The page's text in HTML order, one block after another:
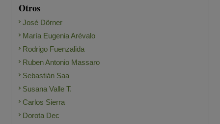
Otros
José Dörner
María Eugenia Arévalo
Rodrigo Fuenzalida
Ruben Antonio Massaro
Sebastián Saa
Susana Valle T.
Carlos Sierra
Dorota Dec